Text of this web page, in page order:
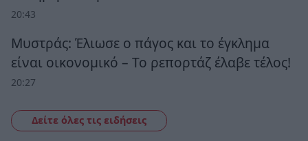
20:43
Μυστράς: Έλιωσε ο πάγος και το έγκλημα
είναι οικονομικό – Το ρεπορτάζ έλαβε τέλος!
20:27
Δείτε όλες τις ειδήσεις